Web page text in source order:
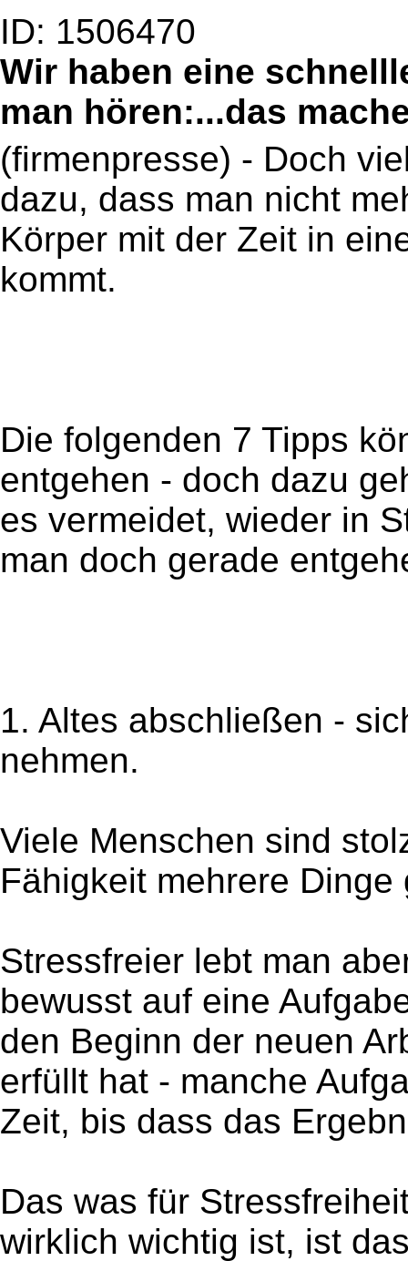
ID: 1506470
Wir haben eine
man hören:...das
(firmenpresse) - Doch
dazu, dass man nicht
Körper mit der Zeit in
kommt.
Die folgenden 7 Tipps
entgehen - doch dazu
es vermeidet, wieder in
man doch gerade
1. Altes abschließen -
nehmen.
Viele Menschen sind
Fähigkeit mehrere
Stressfreier lebt man
bewusst auf eine
den Beginn der neuen
erfüllt hat - manche
Zeit, bis dass das
Das was für
wirklich wichtig ist, ist